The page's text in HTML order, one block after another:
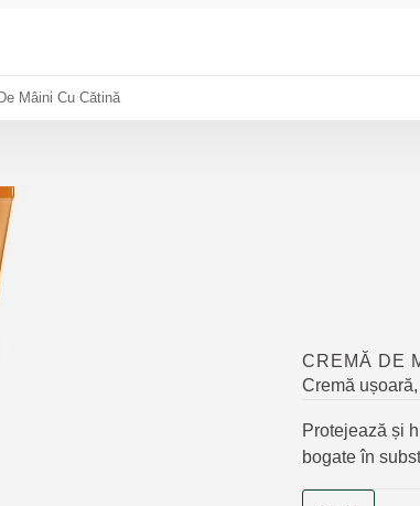
Mâini Cu Cătină
CREMĂ DE
Cremă
Protejează și
bogate în